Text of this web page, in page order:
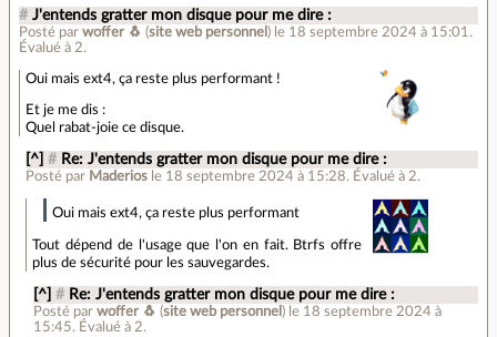
# J'entends gratter mon disque pour me dire :
Posté par woffer 🐧 (site web personnel ) le 18 septembre 2024 à 15:01 .
Évalué à 2.
Oui mais ext4, ça reste plus performant !
Et je me dis :
Quel rabat-joie ce disque.
[^] # Re: J'entends gratter mon disque pour me dire :
Posté par Maderios le 18 septembre 2024 à 15:28. Évalué à 2.
Oui mais ext4, ça reste plus performant
Tout dépend de l'usage que l'on en fait. Btrfs offre
plus de sécurité pour les sauvegardes.
[^] # Re: J'entends gratter mon disque pour me dire :
Posté par woffer 🐧 (site web personnel ) le 18 septembre 2024 à
15:45. Évalué à 2.